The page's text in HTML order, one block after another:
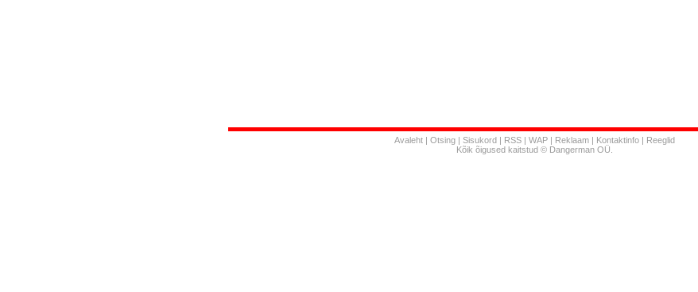
Avaleht | Otsing| Sisukord | RSS | WAP| Reklaam| Kontaktinfo| Reeglid
Kõik õigused kaitstud © Dangerman OÜ.